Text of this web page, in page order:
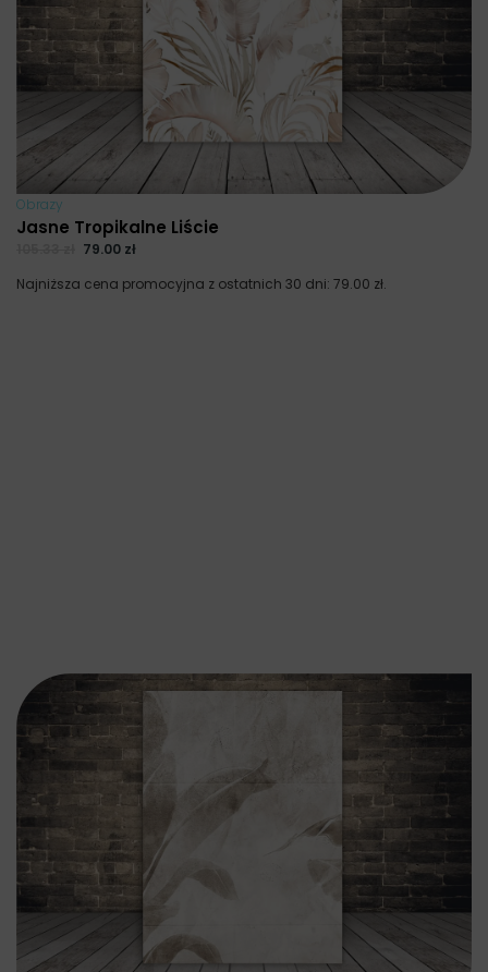
Obrazy
Jasne Tropikalne Liście
79.00 zł
Najniższa cena promocyjna z ostatnich 30 dni: 79.00 zł.